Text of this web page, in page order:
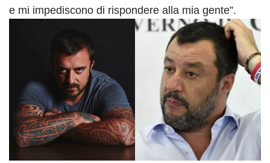
e mi impediscono di rispondere alla mia gente”.